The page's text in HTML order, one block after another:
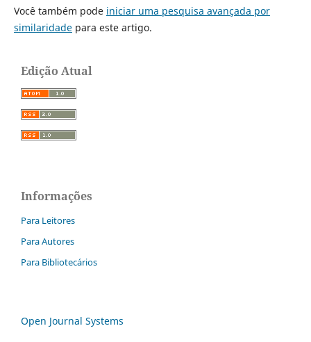
Você também pode iniciar uma pesquisa avançada por
similaridadepara este artigo.
Edição Atual
Informações
Para Leitores
Para Autores
Para Bibliotecários
Open Journal Systems